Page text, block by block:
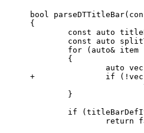
bool
{
const auto
const auto
for (auto& item
	{
auto
+		if
	}
if
return